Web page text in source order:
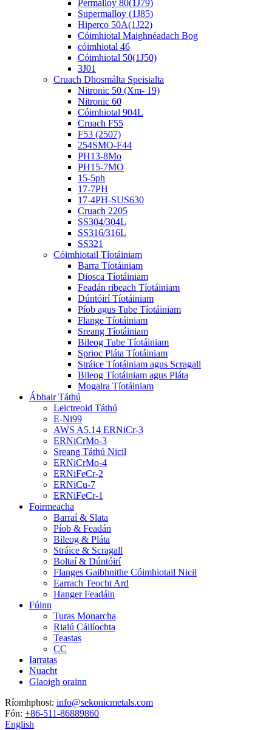
Permalloy 80(1J79)
Supermalloy (1J85)
Hiperco 50A(1J22)
Cóimhiotal Maighnéadach Bog
cóimhiotal 46
Cóimhiotal 50(1J50)
3J01
Cruach Dhosmálta Speisialta
Nitronic 50 (Xm- 19)
Nitronic 60
Cóimhiotal 904L
Cruach F55
F53 (2507)
254SMO-F44
PH13-8Mo
PH15-7MO
15-5ph
17-7PH
17-4PH-SUS630
Cruach 2205
SS304/304L
SS316/316L
SS321
Cóimhiotail Tíotáiniam
Barra Tíotáiniam
Diosca Tíotáiniam
Feadán ribeach Tíotáiniam
Dúntóirí Tíotáiniam
Píob agus Tube Tíotáiniam
Flange Tíotáiniam
Sreang Tíotáiniam
Bileog Tube Tíotáiniam
Sprioc Pláta Tíotáiniam
Stráice Tíotáiniam agus Scragall
Bileog Tíotáiniam agus Pláta
Mogalra Tíotáiniam
Ábhair Táthú
Leictreoid Táthú
E-Ni99
AWS A5.14 ERNiCr-3
ERNiCrMo-3
Sreang Táthú Nicil
ERNiCrMo-4
ERNiFeCr-2
ERNiCu-7
ERNiFeCr-1
Foirmeacha
Barraí & Slata
Píob & Feadán
Bileog & Pláta
Stráice & Scragall
Boltaí & Dúntóirí
Flanges Gaibhnithe Cóimhiotail Nicil
Earrach Teocht Ard
Hanger Feadáin
Fúinn
Turas Monarcha
Rialú Cáilíochta
Teastas
CC
Iarratas
Nuacht
Glaoigh orainn
Ríomhphost: info@sekonicmetals.com
Fón: +86-511-86889860
English